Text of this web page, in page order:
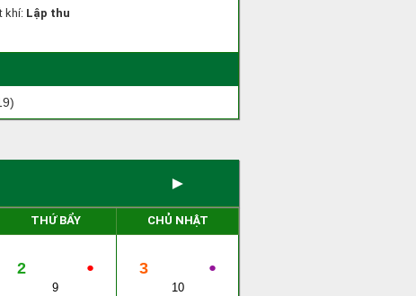
khí: Lập thu
►
THỨ BẨY CHỦ NHẬT
●
2
9
●
3
10